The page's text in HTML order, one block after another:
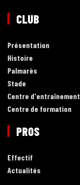
CLUB
Présentation
Histoire
Palmarès
Stade
Centre d'entraînement
Centre de formation
PROS
Effectif
Actualités